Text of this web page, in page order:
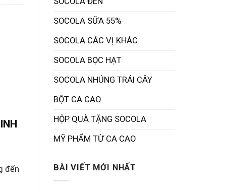
SOCOLA SỮA 55%
SOCOLA CÁC VỊ KHÁC
SOCOLA BỌC HẠT
SOCOLA NHÚNG TRÁI CÂY
BỘT CA CAO
HỘP QUÀ TẶNG SOCOLA
MỸ PHẨM TỪ CA CAO
BÀI VIẾT MỚI NHẤT
đến